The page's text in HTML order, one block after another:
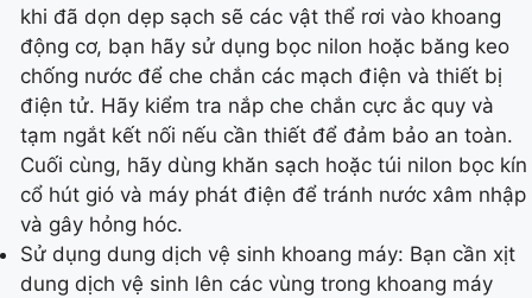
khi đã dọn dẹp sạch sẽ các vật thể rơi vào khoang
động cơ, bạn hãy sử dụng bọc nilon hoặc băng keo
chống nước để che chắn các mạch điện và thiết bị
điện tử. Hãy kiểm tra nắp che chắn cực ắc quy và
tạm ngắt kết nối nếu cần thiết để đảm bảo an toàn.
Cuối cùng, hãy dùng khăn sạch hoặc túi nilon bọc kín
cổ hút gió và máy phát điện để tránh nước xâm nhập
và gây hỏng hóc.
Sử dụng dung dịch vệ sinh khoang máy: Bạn cần xịt
dung dịch vệ sinh lên các vùng trong khoang máy